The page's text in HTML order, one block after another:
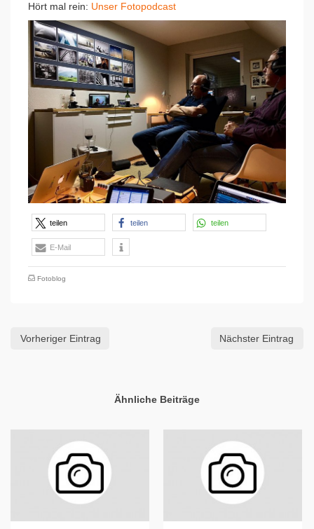
Hört mal rein: Unser Fotopodcast
teilen teilen teilen
E-Mail
Fotoblog
Vorheriger Eintrag Nächster Eintrag
Ähnliche Beiträge